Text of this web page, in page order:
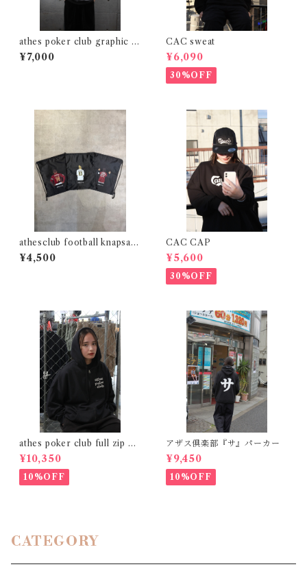
athes poker club graphic te
e
¥7,000
CAC sweat
¥6,090
30%OFF
athesclub football knapsac
k
¥4,500
CAC CAP
¥5,600
30%OFF
athes poker club full zip na
vy
¥10,350
10%OFF
アザス倶楽部『サ』パーカー
¥9,450
10%OFF
CATEGORY